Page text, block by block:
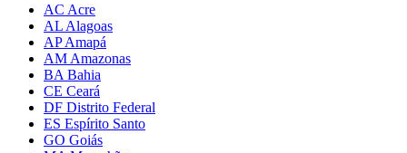
AC Acre
AL Alagoas
AP Amapá
AM Amazonas
BA Bahia
CE Ceará
DF Distrito Federal
ES Espírito Santo
GO Goiás